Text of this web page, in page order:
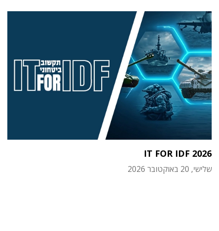
IT FOR IDF 2026
שלישי, 20 באוקטובר 2026